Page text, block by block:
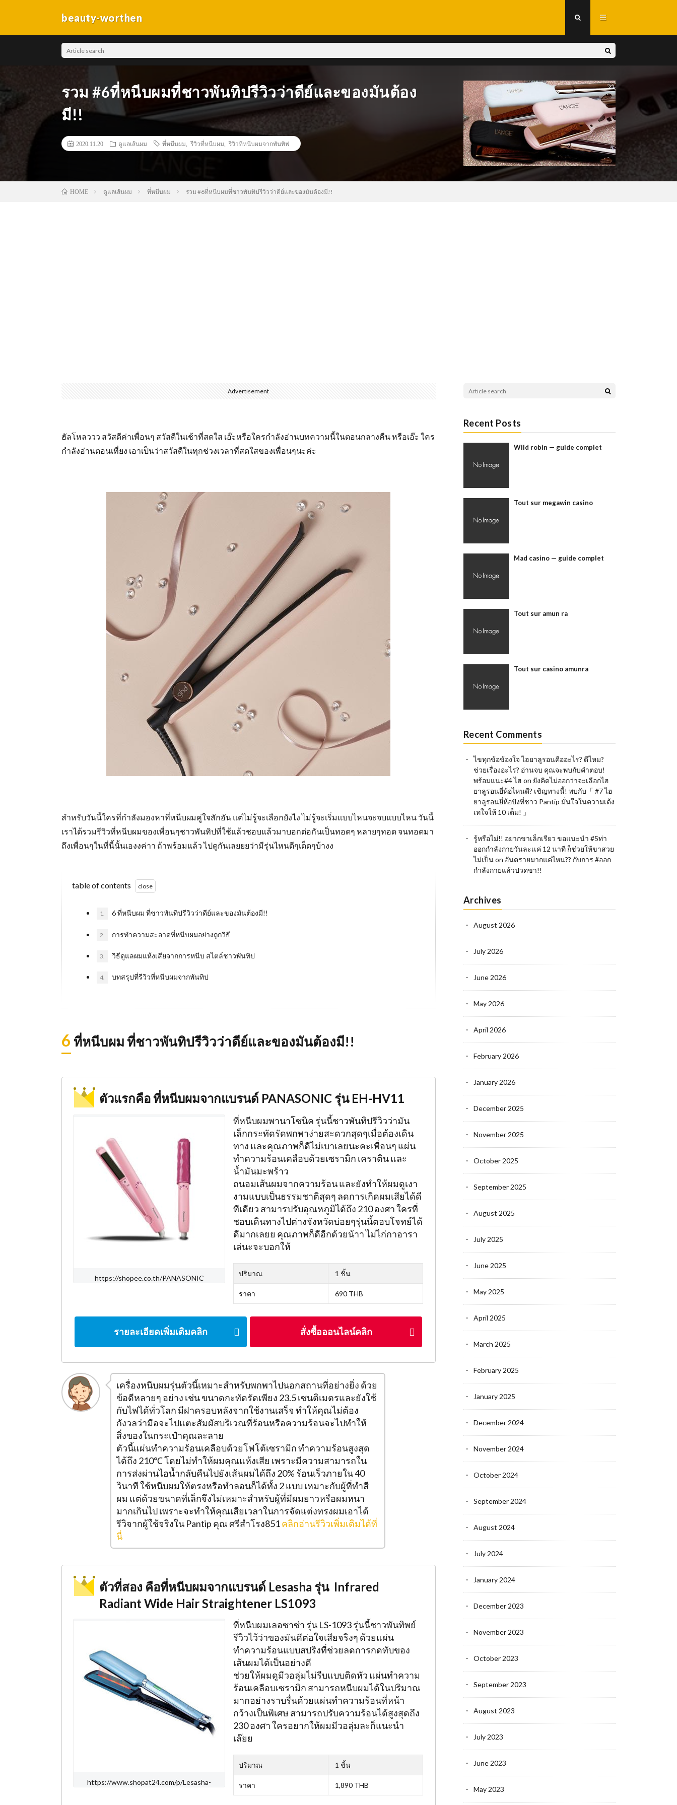
beauty-worthen
รวม #6ที่หนีบผมที่ชาวพันทิปรีวิวว่าดีย์และของมันต้อง
มี!!
2020.11.20 ดูแลเส้นผม ที่หนีบผม ,รีวิวที่หนีบผม ,รีวิวที่หนีบผมจากพันทิฟ
HOME ดูแลเส้นผม ที่หนีบผม รวม #6ที่หนีบผมที่ชาวพันทิปรีวิวว่าดีย์และของมันต้องมี!!
Advertisement
ฮัลโหลววว สวัสดีค่าเพื่อนๆ สวัสดีในเช้าที่สดใส เอ๊ะหรือใครกำลังอ่านบทความนี้ในตอนกลางคืน หรือเอ๊ะ ใคร
กำลังอ่านตอนเที่ยง เอาเป็นว่าสวัสดีในทุกช่วงเวลาที่สดใสของเพื่อนๆนะค่ะ
สำหรับวันนี้ใครที่กำลังมองหาที่หนีบผมคู่ใจสักอัน แต่ไม่รู้จะเลือกยังไง ไม่รู้จะเริ่มแบบไหนจะจบแบบไหน วันนี้
เราได้รวมรีวิวที่หนีบผมของเพื่อนๆชาวพันทิปที่ใช้แล้วชอบแล้วมาบอกต่อกันเป็นทอดๆ หลายๆทอด จนทอดมา
ถึงเพื่อนๆในที่นี้นั้นเองงค่าา ถ้าพร้อมแล้ว ไปดูกันเลยยยว่ามีรุ่นไหนดีๆเด็ดๆบ้างง
table of contents
1. 6 ที่หนีบผม ที่ชาวพันทิปรีวิวว่าดีย์และของมันต้องมี!!
2. การทำความสะอาดที่หนีบผมอย่างถูกวิธี
3. วิธีดูแลผมแห้งเสียจากการหนีบ สไตล์ชาวพันทิป
4. บทสรุปที่รีวิวที่หนีบผมจากพันทิป
6 ที่หนีบผม ที่ชาวพันทิปรีวิวว่าดีย์และของมันต้องมี!!
ตัวแรกคือ ที่หนีบผมจากแบรนด์ PANASONIC รุ่น EH-HV11
https://shopee.co.th/PANASONIC
ที่หนีบผมพานาโซนิค รุ่นนี้ชาวพันทิปรีวิวว่ามัน
เล็กกระทัดรัดพกพาง่ายสะดวกสุดๆเมื่อต้องเดิน
ทาง และคุณภาพก็ดีไม่เบาเลยนะคะเพื่อนๆ แผ่น
ทำความร้อนเคลือบด้วยเซรามิก เคราติน และ
น้ำมันมะพร้าว
ถนอมเส้นผมจากความร้อน และยังทำให้ผมดูเงา
งามแบบเป็นธรรมชาติสุดๆ ลดการเกิดผมเสียได้ดี
ทีเดียว สามารปรับอุณหภูมิได้ถึง 210 องศา ใครที่
ชอบเดินทางไปต่างจังหวัดบ่อยๆรุ่นนี้ตอบโจทย์ได้
ดีมากเลยย คุณภาพก็ดีอีกด้วยน้าา ไม่ไก่กาอารา
เล่นะจะบอกให้
ปริมาณ 1 ชิ้น
ราคา 690 THB
รายละเอียดเพิ่มเติมคลิก สั่งซื้อออนไลน์คลิก
เครื่องหนีบผมรุ่นตัวนี้เหมาะสำหรับพกพาไปนอกสถานที่อย่างยิ่ง ด้วย
ข้อดีหลายๆ อย่าง เช่น ขนาดกะทัดรัดเพียง 23.5 เซนติเมตรและยังใช้
กับไฟได้ทั่วโลก มีฝาครอบหลังจากใช้งานเสร็จ ทำให้คุณไม่ต้อง
กังวลว่ามือจะไปแตะสัมผัสบริเวณที่ร้อนหรือความร้อนจะไปทำให้
สิ่งของในกระเป๋าคุณละลาย
ตัวนี้แผ่นทำความร้อนเคลือบด้วยโฟโต้เซรามิก ทำความร้อนสูงสุด
ได้ถึง 210℃ โดยไม่ทำให้ผมคุณแห้งเสีย เพราะมีความสามารถใน
การส่งผ่านไอน้ำกลับคืนไปยังเส้นผมได้ถึง 20% ร้อนเร็วภายใน 40
วินาที ใช้หนีบผมให้ตรงหรือทำลอนก็ได้ทั้ง 2 แบบ เหมาะกับผู้ที่ทำสี
ผม แต่ด้วยขนาดที่เล็กจึงไม่เหมาะสำหรับผู้ที่มีผมยาวหรือผมหนา
มากเกินไป เพราะจะทำให้คุณเสียเวลาในการจัดแต่งทรงผมเอาได้
รีวิจากผู้ใช้จริงใน Pantip คุณ ศรีสำโรง851คลิกอ่านรีวิวเพิ่มเติมได้ที่
นี่
ตัวที่สอง คือที่หนีบผมจากแบรนด์ Lesasha รุ่น Infrared
Radiant Wide Hair Straightener LS1093
https://www.shopat24.com/p/Lesasha-
ที่หนีบผมเลอซาซ่า รุ่น LS-1093 รุ่นนี้ชาวพันทิพย์
รีวิวไว้ว่าของมันดีต่อใจเสียจริงๆ ด้วยแผ่น
ทำความร้อนแบบสปริงที่ช่วยลดการกดทับของ
เส้นผมได้เป็นอย่างดี
ช่วยให้ผมดูมีวอลุ่มไม่รีบแบบติดหัว แผ่นทำความ
ร้อนเคลือบเซรามิก สามารถหนีบผมได้ในปริมาณ
มากอย่างราบรื่นด้วยแผ่นทำความร้อนที่หน้า
กว้างเป็นพิเศษ สามารถปรับความร้อนได้สูงสุดถึง
230 องศา ใครอยากให้ผมมีวอลุ่มละก็แนะนำ
เล๊ยย
ปริมาณ 1 ชิ้น
ราคา 1,890 THB
Recent Posts
Wild robin — guide complet
Tout sur megawin casino
Mad casino — guide complet
Tout sur amun ra
Tout sur casino amunra
Recent Comments
ไขทุกข้อข้องใจ ไฮยาลูรอนคืออะไร? ดีไหม?
ช่วยเรื่องอะไร? อ่านจบ คุณจะพบกับคำตอบ!
พร้อมแนะ#4 ไฮ on ยังคิดไม่ออกว่าจะเลือกไฮ
ยาลูรอนยี่ห้อไหนดี? เชิญทางนี้! พบกับ「 #7 ไฮ
ยาลูรอนยี่ห้อปังที่ชาว Pantip มั่นใจในความเด้ง
เทใจให้ 10 เต็ม! 」
รู้หรือไม่!! อยากขาเล็กเรียว ขอแนะนำ #5ท่า
ออกกำลังกายวันละเเค่ 12 นาที ก็ช่วยให้ขาสวย
ไม่เป็นon อันตรายมากแค่ไหน?? กับการ #ออก
กำลังกายแล้วปวดขา!!
Archives
August 2026
July 2026
June 2026
May 2026
April 2026
February 2026
January 2026
December 2025
November 2025
October 2025
September 2025
August 2025
July 2025
June 2025
May 2025
April 2025
March 2025
February 2025
January 2025
December 2024
November 2024
October 2024
September 2024
August 2024
July 2024
January 2024
December 2023
November 2023
October 2023
September 2023
August 2023
July 2023
June 2023
May 2023